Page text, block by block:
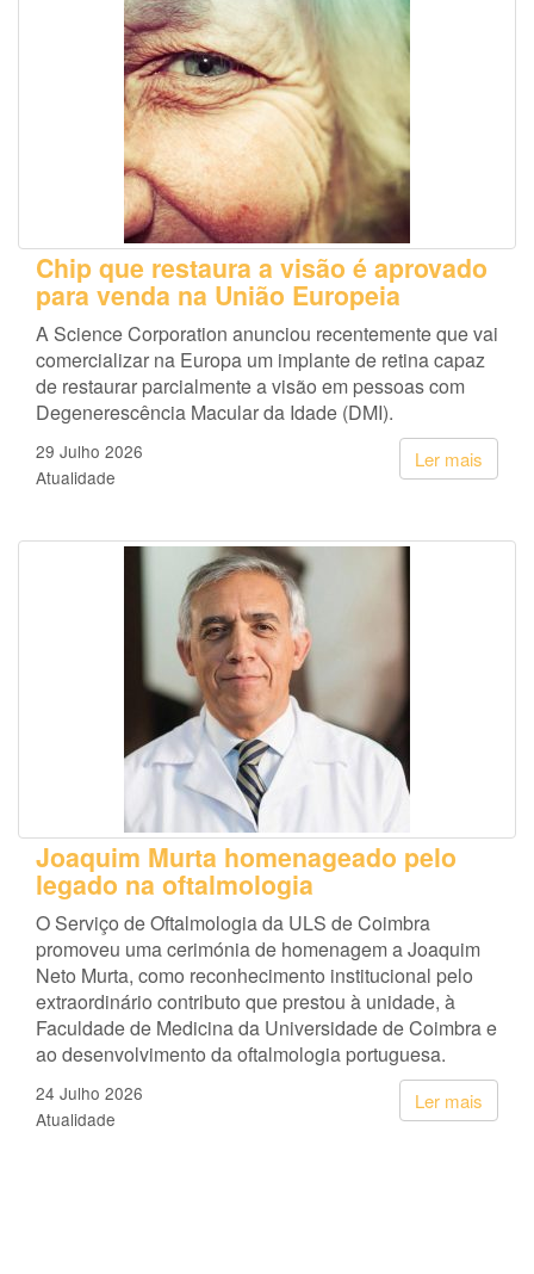
Chip que restaura a visão é aprovado
para venda na União Europeia
A Science Corporation anunciou recentemente que vai
comercializar na Europa um implante de retina capaz
de restaurar parcialmente a visão em pessoas com
Degenerescência Macular da Idade (DMI).
Ler mais
29 Julho 2026
Atualidade
Joaquim Murta homenageado pelo
legado na oftalmologia
O Serviço de Oftalmologia da ULS de Coimbra
promoveu uma cerimónia de homenagem a Joaquim
Neto Murta, como reconhecimento institucional pelo
extraordinário contributo que prestou à unidade, à
Faculdade de Medicina da Universidade de Coimbra e
ao desenvolvimento da oftalmologia portuguesa.
Ler mais
24 Julho 2026
Atualidade